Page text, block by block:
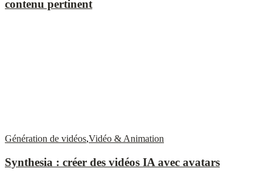
contenu pertinent
Génération de vidéos,Vidéo & Animation
Synthesia : créer des vidéos IA avec avatars